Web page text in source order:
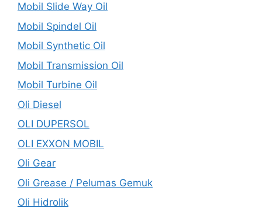
Mobil Slide Way Oil
Mobil Spindel Oil
Mobil Synthetic Oil
Mobil Transmission Oil
Mobil Turbine Oil
Oli Diesel
OLI DUPERSOL
OLI EXXON MOBIL
Oli Gear
Oli Grease / Pelumas Gemuk
Oli Hidrolik